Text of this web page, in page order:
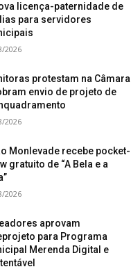
licença-paternidade de
para servidores
2026
protestam na Câmara
envio de projeto de
2026
Monlevade recebe pocket-
gratuito de “A Bela e a
2026
aprovam
para Programa
Merenda Digital e